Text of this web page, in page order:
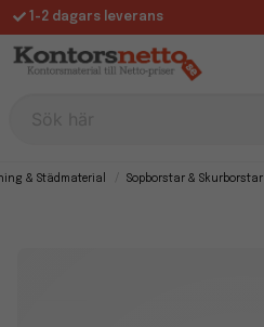
1-2 dagars leverans
Fri frakt över 995 kr
& Städmaterial Sopborstar & Skurborstar